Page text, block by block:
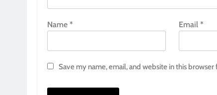
Name * Email*
Save my name, email, and website in this